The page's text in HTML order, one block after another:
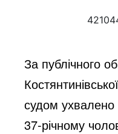
За публічного
судом
37-річному